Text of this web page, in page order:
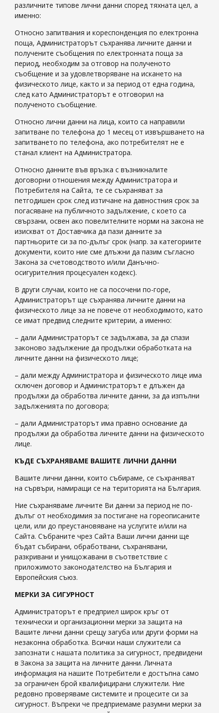
различните типове лични данни според тяхната цел, а
именно:
Относно запитвания и кореспонденция по електронна
поща, Администраторът съхранява личните данни и
получените съобщения по електронната поща за
период, необходим за отговор на полученото
съобщение и за удовлетворяване на искането на
физическото лице, както и за период от една година,
след като Администраторът е отговорил на
полученото съобщение.
Относно лични данни на лица, които са направили
запитване по телефона до 1 месец от извършването на
запитването по телефона, ако потребителят не е
станал клиент на Администратора.
Относно данните във връзка с възникналите
договорни отношения между Администратора и
Потребителя на Сайта, те се съхраняват за
петгодишен срок след изтичане на давностния срок за
погасяване на публичното задължение, с което са
свързани, освен ако повелителните норми на закона не
изискват от Доставчика да пази данните за
партньорите си за по-дълъг срок (напр. за категориите
документи, които ние сме длъжни да пазим съгласно
Закона за счетоводството и/или Данъчно-
осигурителния процесуален кодекс).
В други случаи, които не са посочени по-горе,
Администраторът ще съхранява личните данни на
физическото лице за не повече от необходимото, като
се имат предвид следните критерии, а именно:
– дали Администраторът се задължава, за да спази
законово задължение да продължи обработката на
личните данни на физическото лице;
– дали между Администратора и физическото лице има
сключен договор и Администраторът е длъжен да
продължи да обработва личните данни, за да изпълни
задълженията по договора;
– дали Администраторът има правно основание да
продължи да обработва личните данни на физическото
лице.
КЪДЕ СЪХРАНЯВАМЕ ВАШИТЕ ЛИЧНИ ДАННИ
Вашите лични данни, които събираме, се съхраняват
на сървъри, намиращи се на територията на България.
Ние съхраняваме личните Ви данни за период не по-
дълъг от необходимия за постигане на гореописаните
цели, или до преустановяване на услугите и/или на
Сайта. Събраните чрез Сайта Ваши лични данни ще
бъдат събирани, обработвани, съхранявани,
разкривани и унищожавани в съответствие с
приложимото законодателство на България и
Европейския съюз.
МЕРКИ ЗА СИГУРНОСТ
Администраторът е предприел широк кръг от
технически и организационни мерки за защита на
Вашите лични данни срещу загуба или други форми на
незаконна обработка. Всички наши служители са
запознати с нашата политика за сигурност, предвидени
в Закона за защита на личните данни. Личната
информация на нашите Потребители е достъпна само
за ограничен брой квалифицирани служители. Ние
редовно проверяваме системите и процесите си за
сигурност. Въпреки че предприемаме разумни мерки за